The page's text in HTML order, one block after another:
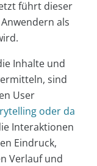
führt dieser
als
Inhalte und
sind
User
oder da
Interaktionen
Eindruck,
Verlauf und